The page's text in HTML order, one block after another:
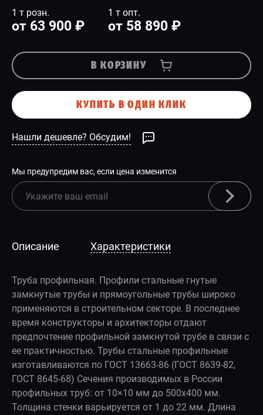
1 т розн.
от 63 900 ₽
1 т опт.
от 58 890 ₽
В КОРЗИНУ
КУПИТЬ В ОДИН КЛИК
Нашли дешевле? Обсудим!
Мы предупредим вас, если цена изменится
Описание Характеристики
Труба профильная. Профили стальные гнутые
замкнутые трубы и прямоугольные трубы широко
применяются в строительном секторе. В последнее
время конструкторы и архитекторы отдают
предпочтение профильной замкнутой трубе в связи с
ее практичностью. Трубы стальные профильные
изготавливаются по ГОСТ 13663-86 (ГОСТ 8639-82,
ГОСТ 8645-68) Сечения производимых в России
профильных труб: от 10×10 мм до 500x400 мм.
Толщина стенки варьируется от 1 до 22 мм. Длина